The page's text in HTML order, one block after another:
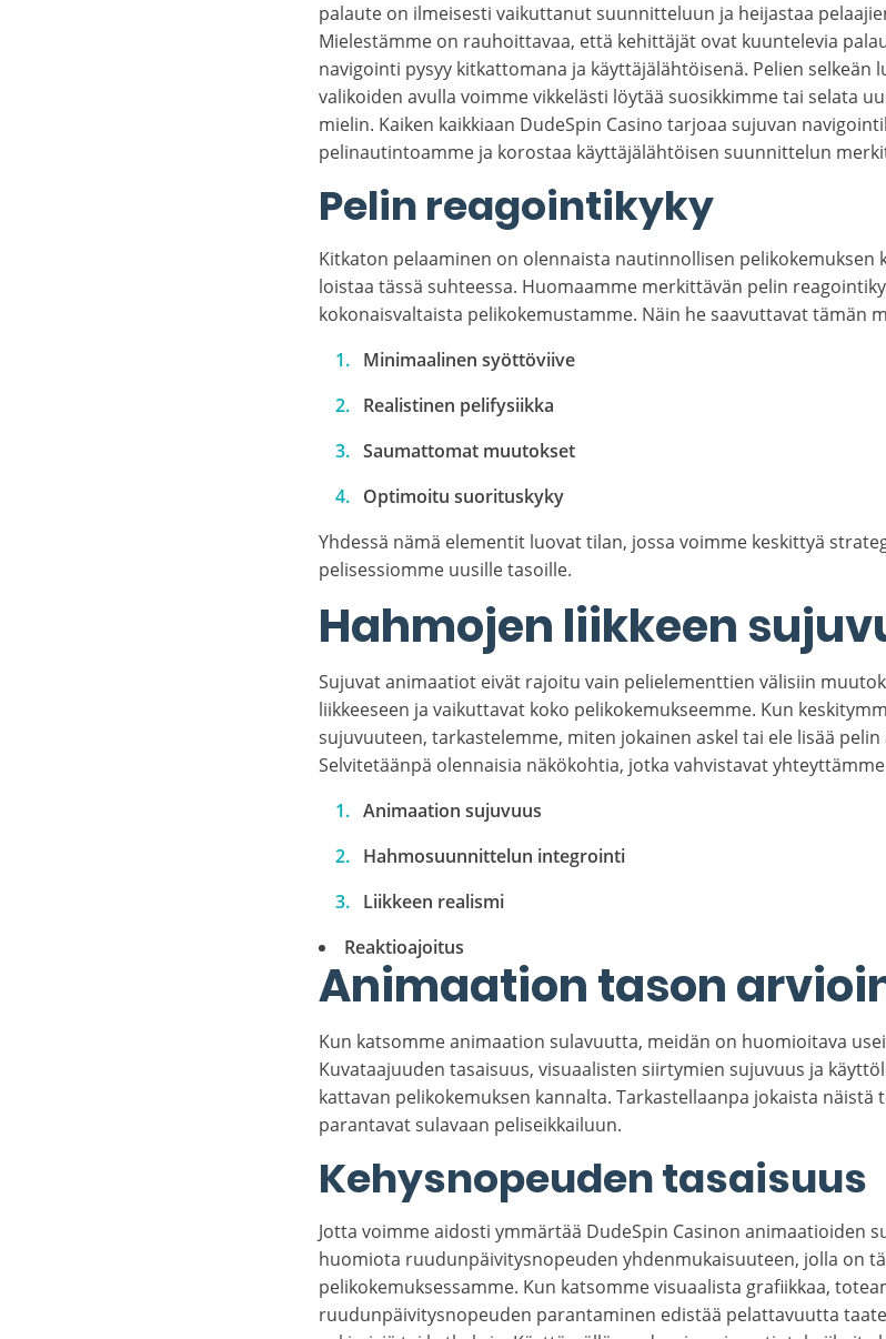
palaute on ilmeisesti vaikuttanut suunnitteluun ja heijastaa
Mielestämme on rauhoittavaa, että kehittäjät ovat kuuntelevia
navigointi pysyy kitkattomana ja käyttäjälähtöisenä. Pelien selkeän
valikoiden avulla voimme vikkelästi löytää suosikkimme tai selata
mielin. Kaiken kaikkiaan DudeSpin Casino tarjoaa sujuvan
pelinautintoamme ja korostaa käyttäjälähtöisen suunnittelun
Pelin reagointikyky
Kitkaton pelaaminen on olennaista nautinnollisen pelikokemuksen
loistaa tässä suhteessa. Huomaamme merkittävän pelin
kokonaisvaltaista pelikokemustamme. Näin he saavuttavat tämän
Minimaalinen syöttöviive
Realistinen pelifysiikka
Saumattomat muutokset
Optimoitu suorituskyky
Yhdessä nämä elementit luovat tilan, jossa voimme keskittyä
pelisessiomme uusille tasoille.
Hahmojen liikkeen
Sujuvat animaatiot eivät rajoitu vain pelielementtien välisiin
liikkeeseen ja vaikuttavat koko pelikokemukseemme. Kun
sujuvuuteen, tarkastelemme, miten jokainen askel tai ele lisää
Selvitetäänpä olennaisia näkökohtia, jotka vahvistavat
Animaation sujuvuus
Hahmosuunnittelun integrointi
Liikkeen realismi
Reaktioajoitus
Animaation tason
Kun katsomme animaation sulavuutta, meidän on huomioitava
Kuvataajuuden tasaisuus, visuaalisten siirtymien sujuvuus ja
kattavan pelikokemuksen kannalta. Tarkastellaanpa jokaista
parantavat sulavaan peliseikkailuun.
Kehysnopeuden tasaisuus
Jotta voimme aidosti ymmärtää DudeSpin Casinon animaatioiden
huomiota ruudunpäivitysnopeuden yhdenmukaisuuteen, jolla on
pelikokemuksessamme. Kun katsomme visuaalista grafiikkaa,
ruudunpäivitysnopeuden parantaminen edistää pelattavuutta